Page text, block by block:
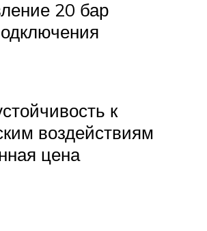
20 бар
к
воздействиям
цена